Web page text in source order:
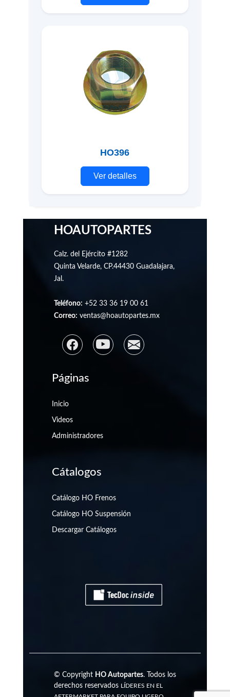
HO396
Ver detalles
HOAUTOPARTES
Calz. del Ejército #1282
Quinta Velarde, CP.44430 Guadalajara,
Jal.
Teléfono: +52 33 36 19 00 61
Correo: ventas@hoautopartes.mx
Páginas
Inicio
Videos
Administradores
Cátalogos
Catálogo HO Frenos
Catálogo HO Suspensión
Descargar Catálogos
© Copyright HO Autopartes. Todos los
derechos reservados
LÍDERES EN EL